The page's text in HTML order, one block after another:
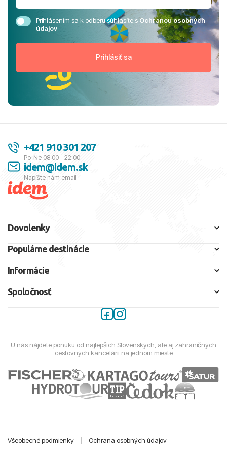
Prihlásením sa k odberu súhlasíte sOchranou osobných
údajov
+421 910 301 207
Po-Ne 08:00 - 22:00
idem@idem.sk
Napíšte nám email
Dovolenky
Populárne destinácie
Informácie
Spoločnosť
U nás nájdete ponuku od najlepších Slovenských, ale aj zahraničných
cestovných kancelárií na jednom mieste
Všeobecné podmienky Ochrana osobných údajov